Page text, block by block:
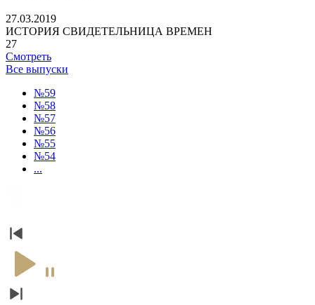
27.03.2019
ИСТОРИЯ СВИДЕТЕЛЬНИЦА ВРЕМЕН
27
Смотреть
Все выпуски
№59
№58
№57
№56
№55
№54
...